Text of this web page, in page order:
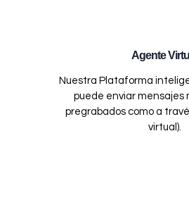
Agente
Nuestra Plataforma
puede enviar mensajes
pregrabados como a
virtual).